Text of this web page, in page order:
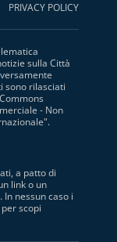
PRIVACY POLICY
sulla Città
sono rilasciati
- Non
".
a patto di
link o un
nessun caso i
scopi